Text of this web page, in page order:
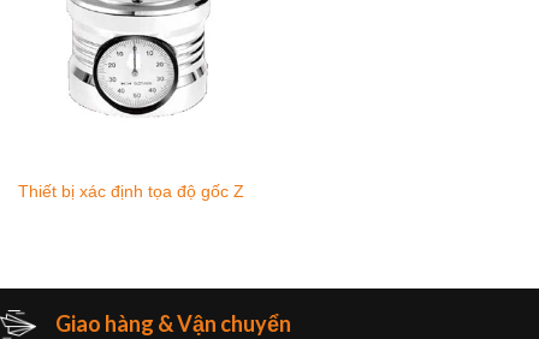
Thiết bị xác định tọa độ gốc Z
Giao hàng & Vận chuyển